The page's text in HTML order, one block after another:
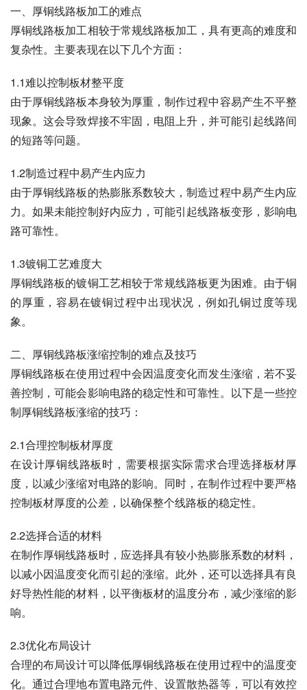
一、厚铜线路板加工的难点
厚铜线路板加工相较于常规线路板加工，具有更高的难度和
复杂性。主要表现在以下几个方面：
1.1难以控制板材整平度
由于厚铜线路板本身较为厚重，制作过程中容易产生不平整
现象。这会导致焊接不牢固，电阻上升，并可能引起线路间
的短路等问题。
1.2制造过程中易产生内应力
由于厚铜线路板的热膨胀系数较大，制造过程中易产生内应
力。如果未能控制好内应力，可能引起线路板变形，影响电
路可靠性。
1.3镀铜工艺难度大
厚铜线路板的镀铜工艺相较于常规线路板更为困难。由于铜
的厚重，容易在镀铜过程中出现状况，例如孔铜过度等现
象。
二、厚铜线路板涨缩控制的难点及技巧
厚铜线路板在使用过程中会因温度变化而发生涨缩，若不妥
善控制，可能会影响电路的稳定性和可靠性。以下是一些控
制厚铜线路板涨缩的技巧：
2.1合理控制板材厚度
在设计厚铜线路板时，需要根据实际需求合理选择板材厚
度，以减少涨缩对电路的影响。同时，在制作过程中要严格
控制板材厚度的公差，以确保整个线路板的稳定性。
2.2选择合适的材料
在制作厚铜线路板时，应选择具有较小热膨胀系数的材料，
以减小因温度变化而引起的涨缩。此外，还可以选择具有良
好导热性能的材料，以平衡板材的温度分布，减少涨缩的影
响。
2.3优化布局设计
合理的布局设计可以降低厚铜线路板在使用过程中的温度变
化。通过合理地布置电路元件、设置散热器等，可以有效控